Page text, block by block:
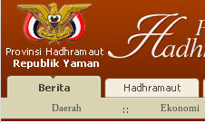
Daerah Ekonomi